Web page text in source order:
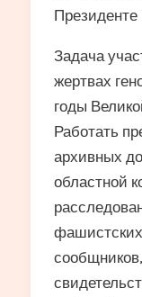
Президенте
Задача
жертвах
годы
Работать
архивных
областной
фашистских